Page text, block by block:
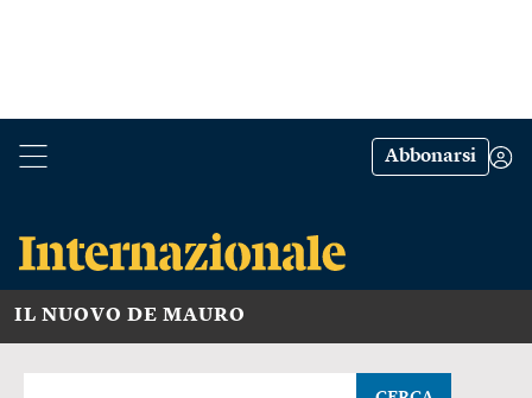
Abbonarsi
IL NUOVO DE MAURO